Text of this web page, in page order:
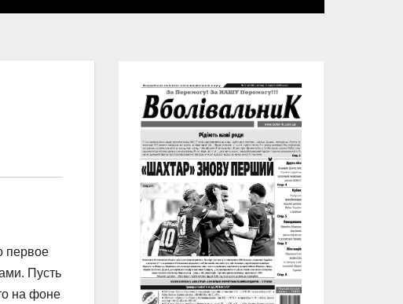
первое
Пусть
на фоне